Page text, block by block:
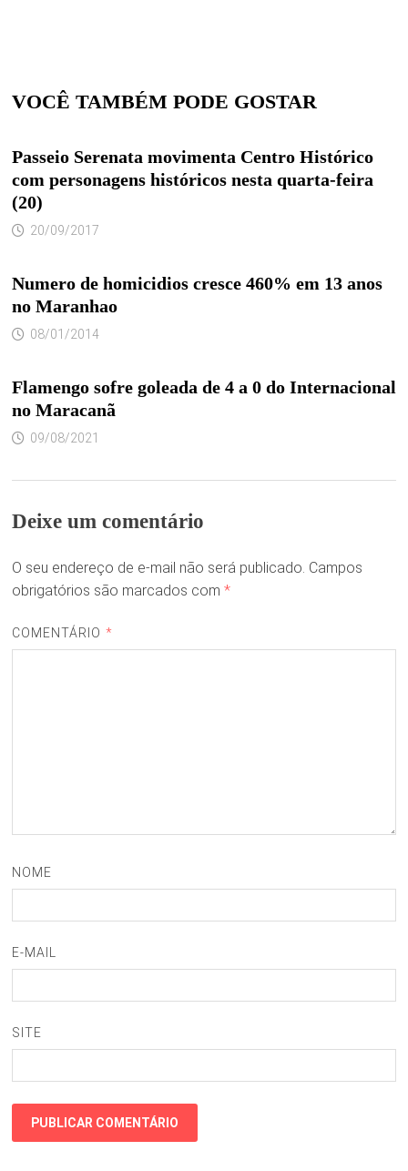
VOCÊ TAMBÉM PODE GOSTAR
Passeio Serenata movimenta Centro Histórico
com personagens históricos nesta quarta-feira
(20)
20/09/2017
Numero de homicidios cresce 460% em 13 anos
no Maranhao
08/01/2014
Flamengo sofre goleada de 4 a 0 do Internacional
no Maracanã
09/08/2021
Deixe um comentário
O seu endereço de e-mail não será publicado. Campos
obrigatórios são marcados com *
COMENTÁRIO *
NOME
E-MAIL
SITE